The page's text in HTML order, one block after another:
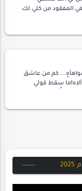
المفقود من كلي.لك
و حلي."قل لي.لِم مرة
كم من عاشق
سقط قولي
أهوى من لا…